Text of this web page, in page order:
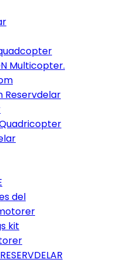
Multicopter.
Reservdelar
del
kit